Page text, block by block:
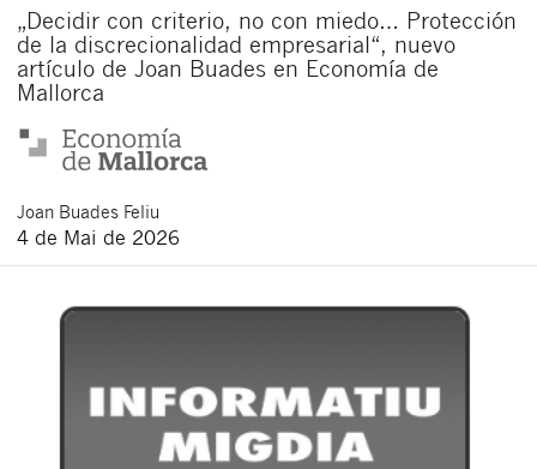
„Decidir con criterio, no con miedo… Protección
de la discrecionalidad empresarial“, nuevo
artículo de Joan Buades en Economía de
Mallorca
Joan Buades Feliu
4 de Mai de 2026